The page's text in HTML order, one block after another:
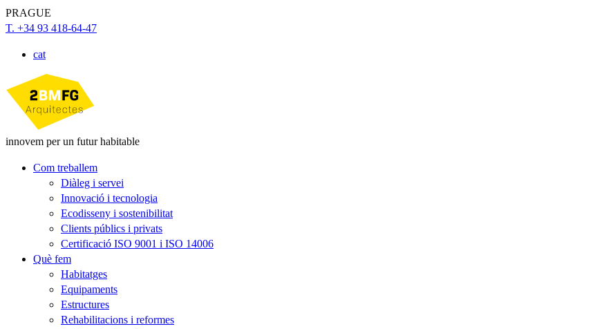
PRAGUE
T. +34 93 418-64-47
cat
innovem per un futur habitable
Com treballem
Diàleg i servei
Innovació i tecnologia
Ecodisseny i sostenibilitat
Clients públics i privats
Certificació ISO 9001 i ISO 14006
Què fem
Habitatges
Equipaments
Estructures
Rehabilitacions i reformes